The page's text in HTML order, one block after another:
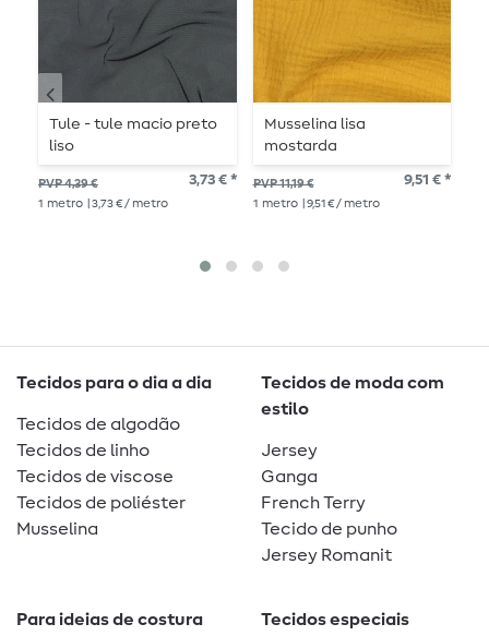
Tule - tule macio preto
liso
PVP 4,39 € 3,73 € *
1 metro | 3,73 € / metro
Musselina lisa
mostarda
PVP 11,19 € 9,51 € *
1 metro | 9,51 € / metro
Tecidos para o dia a dia
Tecidos de algodão
Tecidos de linho
Tecidos de viscose
Tecidos de poliéster
Musselina
Tecidos de moda com
estilo
Jersey
Ganga
French Terry
Tecido de punho
Jersey Romanit
Para ideias de costura
Tecidos especiais